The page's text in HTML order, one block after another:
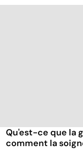
Qu'est-ce que la
comment la